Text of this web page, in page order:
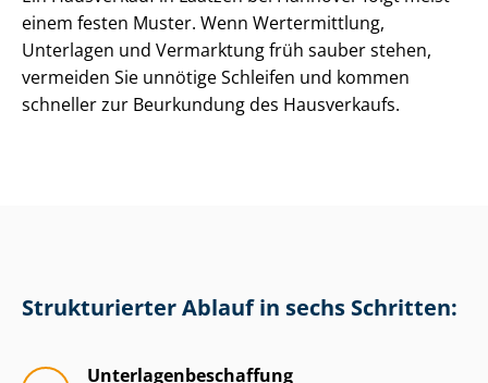
einem festen Muster. Wenn Wertermittlung,
Unterlagen und Vermarktung früh sauber stehen,
vermeiden Sie unnötige Schleifen und kommen
schneller zur Beurkundung des Hausverkaufs.
Strukturierter Ablauf in sechs Schritten:
Un­ter­la­gen­be­schaf­fung